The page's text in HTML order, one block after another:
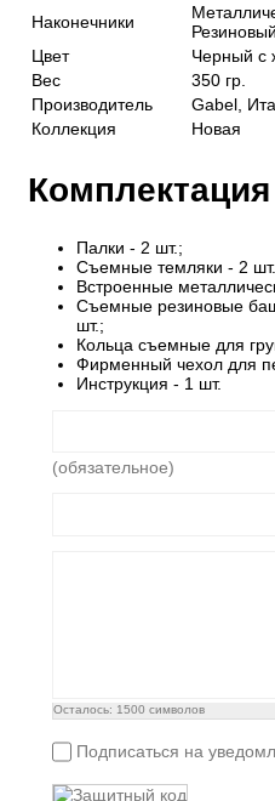
Наконечники
Цвет
Черный с
Вес
350 гр.
Производитель
Gabel,
Коллекция
Новая
Комплектация
Палки - 2 шт.;
Съемные темляки - 2
Встроенные
Съемные резиновые
шт.;
Кольца съемные для
Фирменный чехол для
Инструкция - 1 шт.
(обязательное)
Осталось: 1500 символов
Подписаться на